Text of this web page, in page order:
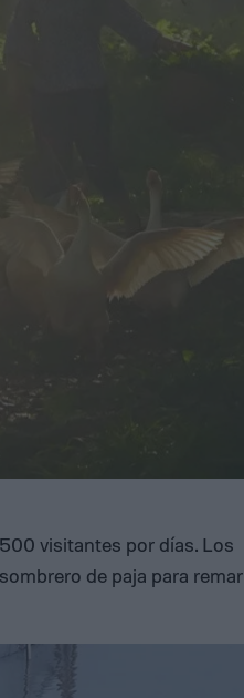
visitantes por días. Los
de paja para remar